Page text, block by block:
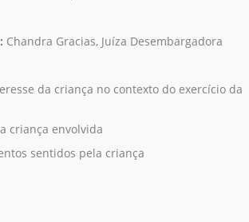
Chandra Gracias, Juíza Desembargadora
da criança no contexto do exercício da
criança envolvida
sentidos pela criança